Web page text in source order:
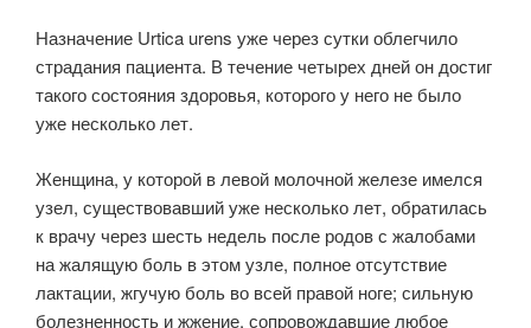
Назначение Urtica urens уже через сутки облегчило
страдания пациента. В течение четырех дней он достиг
такого состояния здоровья, которого у него не было
уже несколько лет.
Женщина, у которой в левой молочной железе имелся
узел, существовавший уже несколько лет, обратилась
к врачу через шесть недель после родов с жалобами
на жалящую боль в этом узле, полное отсутствие
лактации, жгучую боль во всей правой ноге; сильную
болезненность и жжение, сопровождавшие любое